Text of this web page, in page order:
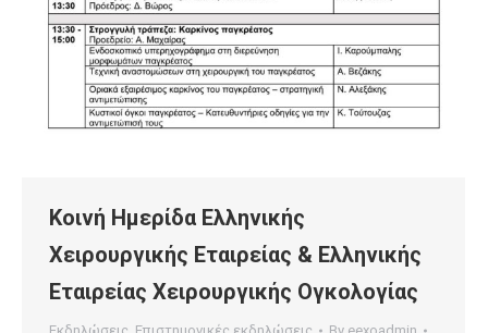
Κοινή Ημερίδα Ελληνικής
Χειρουργικής Εταιρείας & Ελληνικής
Εταιρείας Χειρουργικής Ογκολογίας